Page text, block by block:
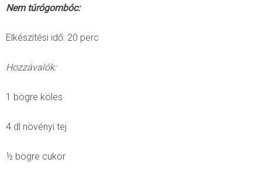
Nem túrógombóc:
Elkészítési idő: 20 perc
Hozzávalók:
1 bögre köles
4 dl növényi tej
½ bögre cukor